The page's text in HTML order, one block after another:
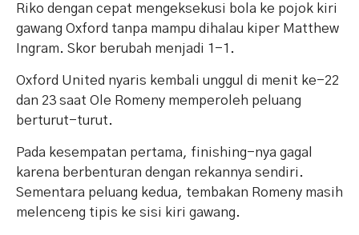
Riko dengan cepat mengeksekusi bola ke pojok kiri
gawang Oxford tanpa mampu dihalau kiper Matthew
Ingram. Skor berubah menjadi 1-1.
Oxford United nyaris kembali unggul di menit ke-22
dan 23 saat Ole Romeny memperoleh peluang
berturut-turut.
Pada kesempatan pertama, finishing-nya gagal
karena berbenturan dengan rekannya sendiri.
Sementara peluang kedua, tembakan Romeny masih
melenceng tipis ke sisi kiri gawang.